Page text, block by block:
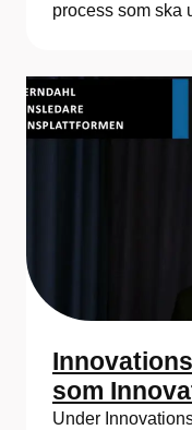
process som ska
som
Under